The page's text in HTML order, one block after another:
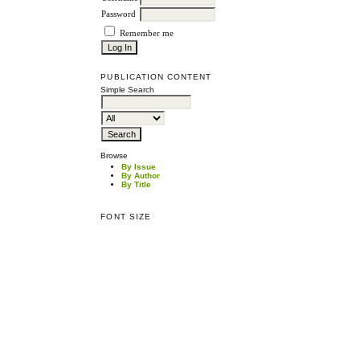
Password
Remember me
PUBLICATION CONTENT
Simple Search
Browse
By Issue
By Author
By Title
FONT SIZE